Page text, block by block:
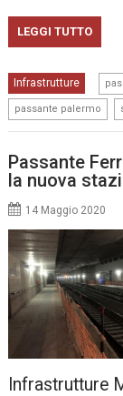
LEGGI TUTTO
Infrastrutture
passante palermo
Passante
la nuova
14 Maggio 2020
Infrastrutture